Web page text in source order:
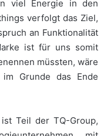
viel Energie in den
verfolgt das Ziel,
an Funktionalität
ist für uns somit
müssten, wäre
Grunde das Ende
Teil der TQ-Group,